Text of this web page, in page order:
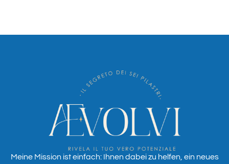
Meine Mission ist einfach: Ihnen dabei zu helfen, ein neues